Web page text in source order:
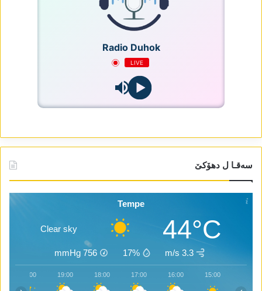
Radio Duhok
LIVE
سەقـا ل دھۆکێ
Tempe
44°C
Clear sky
3.3 m/s
17%
756
mmHg
15:00
16:00
17:00
18:00
19:00
20:00